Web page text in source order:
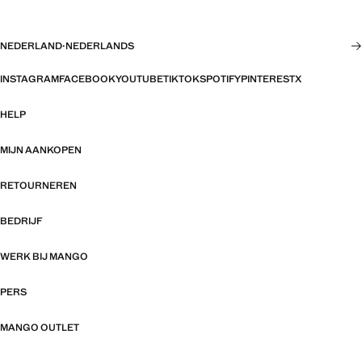
NEDERLAND·NEDERLANDS
INSTAGRAMFACEBOOKYOUTUBETIKTOKSPOTIFYPINTERESTX
HELP
MIJN AANKOPEN
RETOURNEREN
BEDRIJF
WERK BIJ MANGO
PERS
MANGO OUTLET